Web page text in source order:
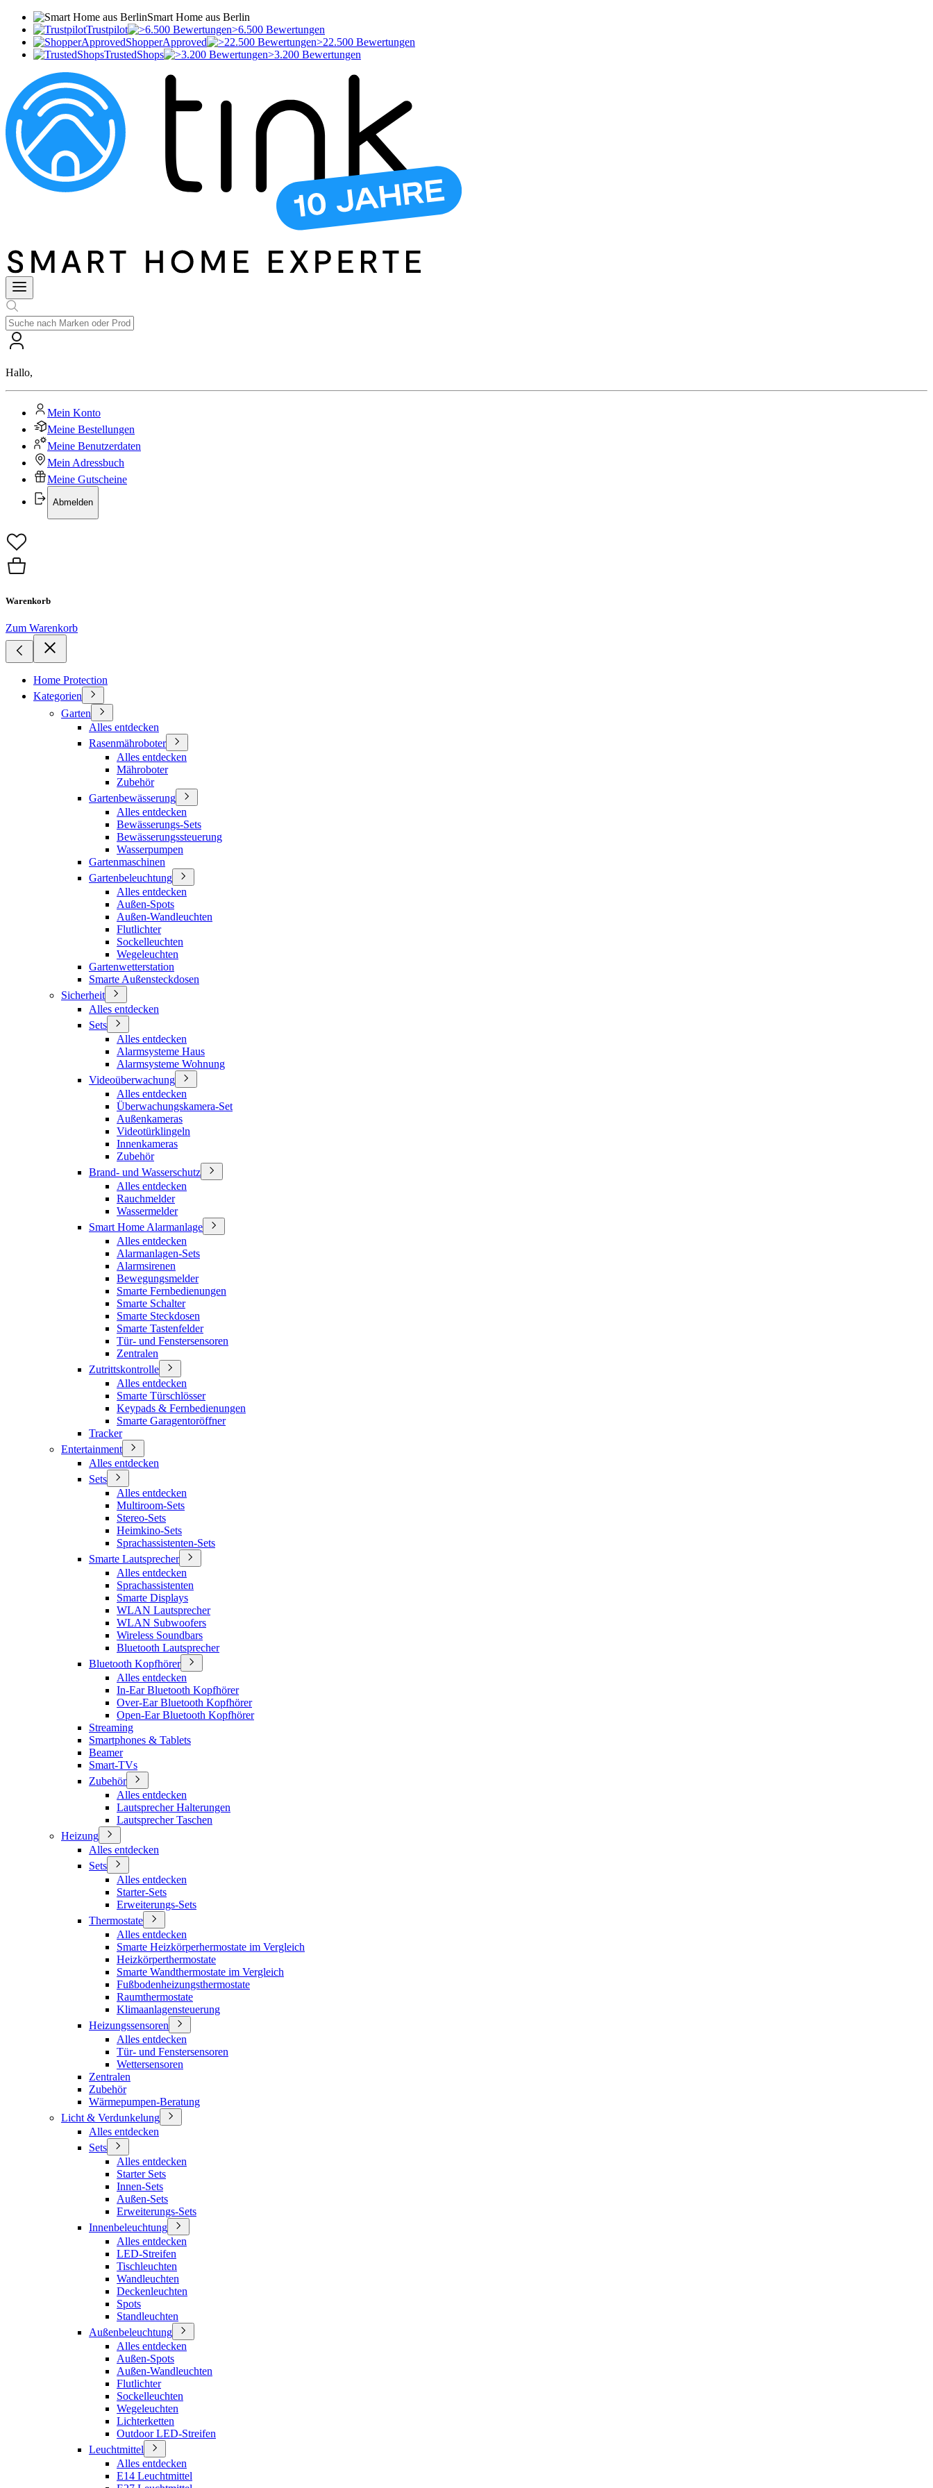
Smart Home aus Berlin
Trustpilot
>6.500 Bewertungen
ShopperApproved
>22.500 Bewertungen
TrustedShops
>3.200 Bewertungen
Hallo,
Mein Konto
Meine Bestellungen
Meine Benutzerdaten
Mein Adressbuch
Meine Gutscheine
Abmelden
Warenkorb
Zum Warenkorb
Home Protection
Kategorien
Garten
Alles entdecken
Rasenmähroboter
Alles entdecken
Mähroboter
Zubehör
Gartenbewässerung
Alles entdecken
Bewässerungs-Sets
Bewässerungssteuerung
Wasserpumpen
Gartenmaschinen
Gartenbeleuchtung
Alles entdecken
Außen-Spots
Außen-Wandleuchten
Flutlichter
Sockelleuchten
Wegeleuchten
Gartenwetterstation
Smarte Außensteckdosen
Sicherheit
Alles entdecken
Sets
Alles entdecken
Alarmsysteme Haus
Alarmsysteme Wohnung
Videoüberwachung
Alles entdecken
Überwachungskamera-Set
Außenkameras
Videotürklingeln
Innenkameras
Zubehör
Brand- und Wasserschutz
Alles entdecken
Rauchmelder
Wassermelder
Smart Home Alarmanlage
Alles entdecken
Alarmanlagen-Sets
Alarmsirenen
Bewegungsmelder
Smarte Fernbedienungen
Smarte Schalter
Smarte Steckdosen
Smarte Tastenfelder
Tür- und Fenstersensoren
Zentralen
Zutrittskontrolle
Alles entdecken
Smarte Türschlösser
Keypads & Fernbedienungen
Smarte Garagentoröffner
Tracker
Entertainment
Alles entdecken
Sets
Alles entdecken
Multiroom-Sets
Stereo-Sets
Heimkino-Sets
Sprachassistenten-Sets
Smarte Lautsprecher
Alles entdecken
Sprachassistenten
Smarte Displays
WLAN Lautsprecher
WLAN Subwoofers
Wireless Soundbars
Bluetooth Lautsprecher
Bluetooth Kopfhörer
Alles entdecken
In-Ear Bluetooth Kopfhörer
Over-Ear Bluetooth Kopfhörer
Open-Ear Bluetooth Kopfhörer
Streaming
Smartphones & Tablets
Beamer
Smart-TVs
Zubehör
Alles entdecken
Lautsprecher Halterungen
Lautsprecher Taschen
Heizung
Alles entdecken
Sets
Alles entdecken
Starter-Sets
Erweiterungs-Sets
Thermostate
Alles entdecken
Smarte Heizkörperhermostate im Vergleich
Heizkörperthermostate
Smarte Wandthermostate im Vergleich
Fußbodenheizungsthermostate
Raumthermostate
Klimaanlagensteuerung
Heizungssensoren
Alles entdecken
Tür- und Fenstersensoren
Wettersensoren
Zentralen
Zubehör
Wärmepumpen-Beratung
Licht & Verdunkelung
Alles entdecken
Sets
Alles entdecken
Starter Sets
Innen-Sets
Außen-Sets
Erweiterungs-Sets
Innenbeleuchtung
Alles entdecken
LED-Streifen
Tischleuchten
Wandleuchten
Deckenleuchten
Spots
Standleuchten
Außenbeleuchtung
Alles entdecken
Außen-Spots
Außen-Wandleuchten
Flutlichter
Sockelleuchten
Wegeleuchten
Lichterketten
Outdoor LED-Streifen
Leuchtmittel
Alles entdecken
E14 Leuchtmittel